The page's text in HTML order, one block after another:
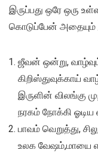
இருப்பது ஒரே ஒரு
கொடுப்பேன் அதையும்
ஜீவன் ஒன்று,
கிறிஸ்துவுக்காய்
இருளின் விலங்கு
நரகம் நோக்கி ஓடிய
பாவம் வெறுத்து,
உலக வேஷம்,மாயை